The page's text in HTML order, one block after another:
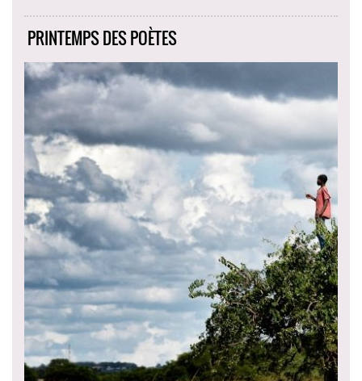
PRINTEMPS DES POÈTES